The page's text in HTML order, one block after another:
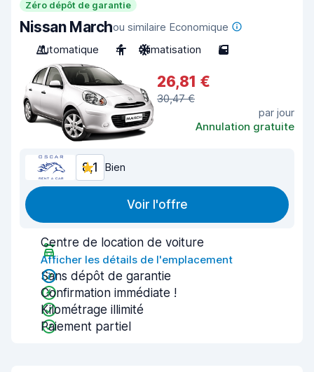
Zéro dépôt de garantie
Nissan Marchou similaire Economique
Automatique
4 Climatisation 5
26,81 €
30,47 €
par jour
Annulation gratuite
8,1 Bien
Voir l'offre
Centre de location de voiture
Afficher les détails de l'emplacement
Sans dépôt de garantie
Confirmation immédiate !
Kilométrage illimité
Paiement partiel